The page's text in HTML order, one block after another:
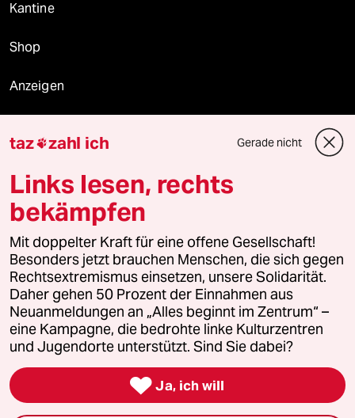
Kantine
Shop
Anzeigen
Feedback
Aboservice
ePaper Login
Downloads für Abonnierende
© 2026 taz Verlags und Vertriebs GmbH
taz zahl ich Gerade nicht
Links lesen, rechts
bekämpfen
Mit doppelter Kraft für eine offene Gesellschaft!
Besonders jetzt brauchen Menschen, die sich gegen
Rechtsextremismus einsetzen, unsere Solidarität.
Daher gehen 50 Prozent der Einnahmen aus
Neuanmeldungen an „Alles beginnt im Zentrum“ –
eine Kampagne, die bedrohte linke Kulturzentren
und Jugendorte unterstützt. Sind Sie dabei?
 Ja, ich will